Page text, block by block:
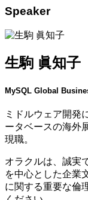
Speaker
生駒 眞知子
MySQL Global
ミドルウェア開発
ータベースの海外
現職。
オラクルは、誠実
を中心とした企業
に関する重要な倫